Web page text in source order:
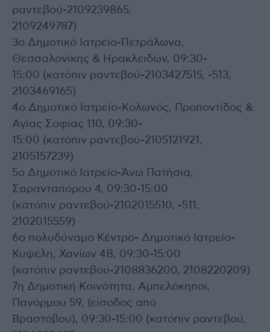
ραντεβού-2109239865,
2109249787)
3ο Δημοτικό Ιατρείο-Πετράλωνα,
Θεσσαλονίκης & Ηρακλειδών, 09:30-
15:00 (κατόπιν ραντεβού-2103427515, -513,
2103469165)
4ο Δημοτικό Ιατρείο-Κολωνός, Προποντίδος &
Αγίας Σοφίας 110, 09:30-
15:00 (κατόπιν ραντεβού-2105121921,
2105157239)
5ο Δημοτικό Ιατρείο-Άνω Πατήσια,
Σαρανταπόρου 4, 09:30-15:00
(κατόπιν ραντεβού-2102015510, -511,
2102015559)
6ο πολυδύναμο Κέντρο- Δημοτικό Ιατρείο-
Κυψέλη, Χανίων 4Β, 09:30-15:00
(κατόπιν ραντεβού-2108836200, 2108220209)
7η Δημοτική Κοινότητα, Αμπελόκηποι,
Πανόρμου 59, (είσοδος από
Βραστόβου), 09:30-15:00 (κατόπιν ραντεβού,